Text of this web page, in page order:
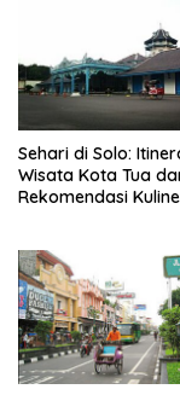
Sehari di Solo:
Wisata Kota Tua
Rekomendasi